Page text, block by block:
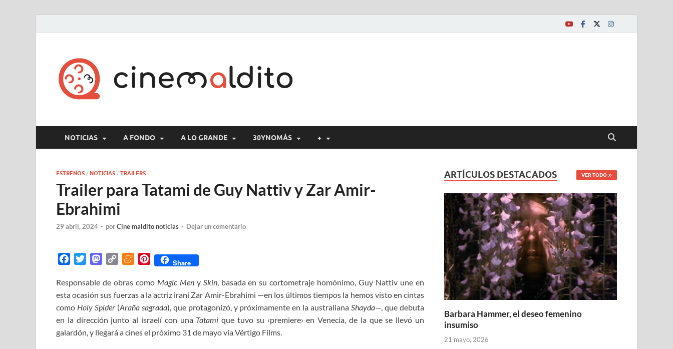
NOTICIAS A FONDO A LO GRANDE 30YNOMÁS +
ESTRENOS / NOTICIAS / TRAILERS
Trailer para Tatami de Guy Nattiv y Zar Amir-
Ebrahimi
29 abril, 2024 - porCine maldito noticias - Dejar un comentario
c
e
b
o
o
i
t
t
e
M
s
t
o
d
o
p
y
L
i
n
M
n
e
a
m
e
P
n
t
e
r
e
Share
Responsable de obras como Magic Men y Skin, basada en su cortometraje homónimo, Guy Nattiv une en
esta ocasión sus fuerzas a la actriz iraní Zar Amir-Ebrahimi —en los últimos tiempos la hemos visto en cintas
como Holy Spider(Araña sagrada), que protagonizó, y próximamente en la australianaShayda—, que debuta
en la dirección junto al israelí con una Tatami que tuvo su ‹premiere› en Venecia, de la que se llevó un
galardón, y llegará a cines el próximo 31 de mayo vía Vértigo Films.
ARTÍCULOS DESTACADOS VER TODO
Barbara Hammer, el deseo femenino
insumiso
21 mayo, 2026